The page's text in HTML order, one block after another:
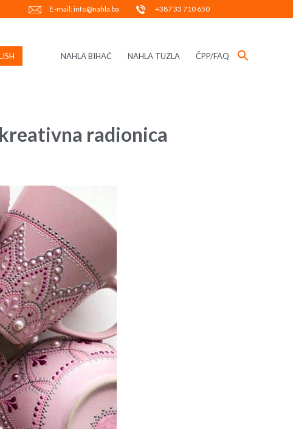
E-mail: info@nahla.ba +387 33 710 650
NAHLA BIHAĆ NAHLA TUZLA ČPP/FAQ
radionica